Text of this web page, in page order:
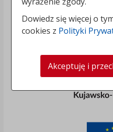
Dowiedz się więcej o
cookies z Polityki
Akceptuję i